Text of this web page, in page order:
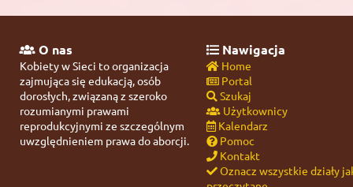
O nas
Kobiety w Sieci to organizacja
zajmująca się edukacją, osób
dorosłych, związaną z szeroko
rozumianymi prawami
reprodukcyjnymi ze szczególnym
uwzględnieniem prawa do aborcji.
Nawigacja
Home
Portal
Szukaj
Użytkownicy
Kalendarz
Pomoc
Kontakt
Oznacz wszystkie działy